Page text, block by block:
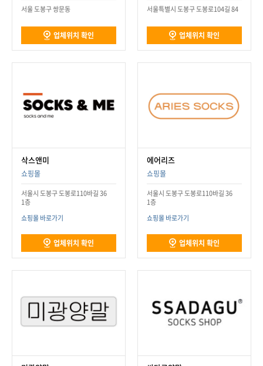
서울 도봉구 쌍문동
업체위치 확인
서울특별시 도봉구 도봉로104길 84
업체위치 확인
삭스앤미
쇼핑몰
서울시 도봉구 도봉로110바길 36
1층
쇼핑몰 바로가기
업체위치 확인
에어리즈
쇼핑몰
서울시 도봉구 도봉로110바길 36
1층
쇼핑몰 바로가기
업체위치 확인